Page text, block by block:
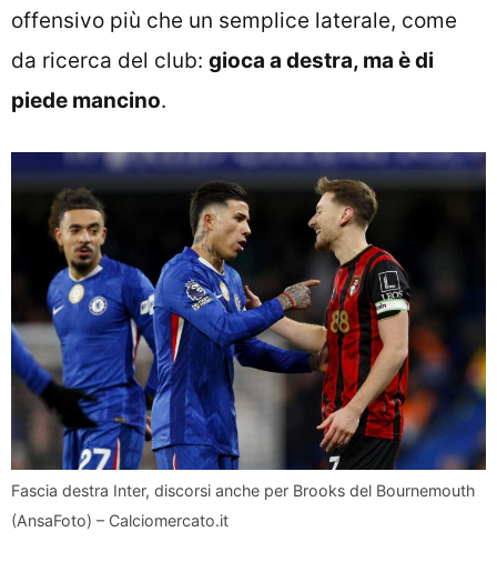
offensivo più che un semplice laterale, come
da ricerca del club: gioca a destra, ma è di
piede mancino.
Fascia destra Inter, discorsi anche per Brooks del Bournemouth
(AnsaFoto) – Calciomercato.it